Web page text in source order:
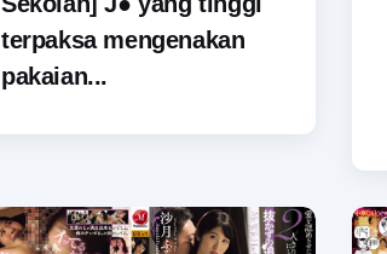
terpaksa mengenakan
pakaian...